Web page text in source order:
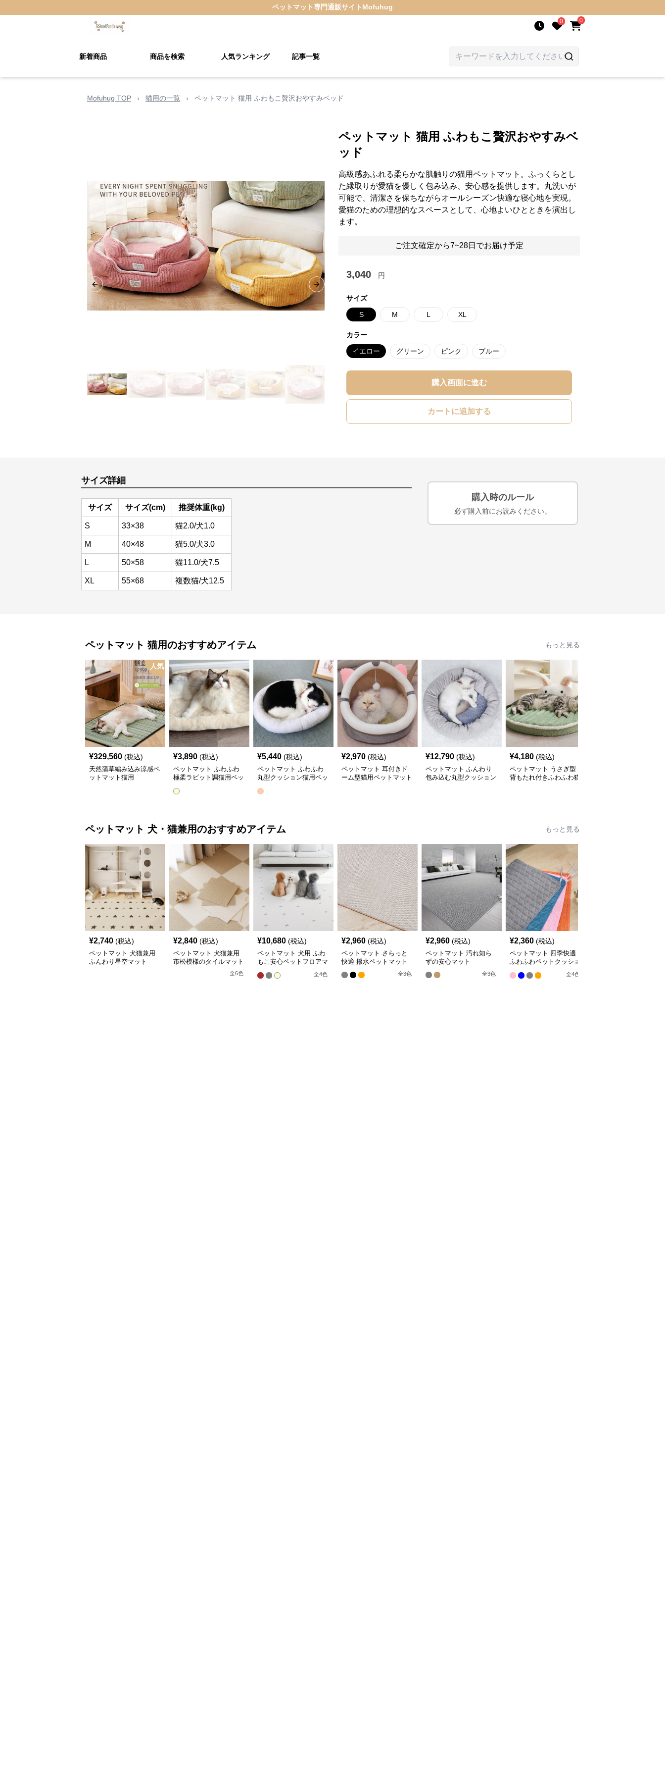
ペットマット専門通販サイト Mofuhug
0 0
新着商品 商品を検索 人気ランキング 記事一覧
Mofuhug TOP › 猫用の一覧 › ペットマット 猫用 ふわもこ贅沢おやすみベッド
Previous slide Next slide
ペットマット 猫用 ふわもこ贅沢おやすみベ
ッド
高級感あふれる柔らかな肌触りの猫用ペットマット。ふっくらとし
た縁取りが愛猫を優しく包み込み、安心感を提供します。丸洗いが
可能で、清潔さを保ちながらオールシーズン快適な寝心地を実現。
愛猫のための理想的なスペースとして、心地よいひとときを演出し
ます。
ご注文確定から7~28日でお届け予定
3,040 円
サイズ
S M L XL
カラー
イエロー グリーン ピンク ブルー
購入画面に進む
カートに追加する
サイズ詳細
サイズ サイズ(cm) 推奨体重(kg)
S 33×38 猫2.0/犬1.0
M 40×48 猫5.0/犬3.0
L 50×58 猫11.0/犬7.5
XL 55×68 複数猫/犬12.5
購入時のルール
必ず購入前にお読みください。
ペットマット 猫用のおすすめアイテム もっと見る
人気
¥329,560 (税込)
天然蒲草編み込み涼感ペ
ットマット猫用
¥3,890 (税込)
ペットマット ふわふわ
極柔ラビット調猫用ペッ
¥5,440 (税込)
ペットマット ふわふわ
丸型クッション猫用ペッ
¥2,970 (税込)
ペットマット 耳付きド
ーム型猫用ペットマット
¥12,790 (税込)
ペットマット ふんわり
包み込む丸型クッション
¥4,180 (税込)
ペットマット うさぎ型
背もたれ付きふわふわ猫
ペットマット 犬・猫兼用のおすすめアイテム もっと見る
¥2,740 (税込)
ペットマット 犬猫兼用
ふんわり星空マット
¥2,840 (税込)
ペットマット 犬猫兼用
市松模様のタイルマット
全6色
¥10,680 (税込)
ペットマット 犬用 ふわ
もこ安心ペットフロアマ
全4色
¥2,960 (税込)
ペットマット さらっと
快適 撥水ペットマット
全3色
¥2,960 (税込)
ペットマット 汚れ知ら
ずの安心マット
全3色
¥2,360 (税込)
ペットマット 四季快適
ふわふわペットクッショ
全4色